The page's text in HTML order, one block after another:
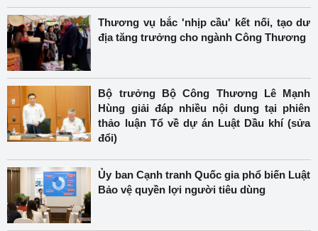
Thương vụ bắc 'nhịp cầu' kết nối, tạo dư
địa tăng trưởng cho ngành Công Thương
Bộ trưởng Bộ Công Thương Lê Mạnh
Hùng giải đáp nhiều nội dung tại phiên
thảo luận Tổ về dự án Luật Dầu khí (sửa
đổi)
Ủy ban Cạnh tranh Quốc gia phổ biến Luật
Bảo vệ quyền lợi người tiêu dùng